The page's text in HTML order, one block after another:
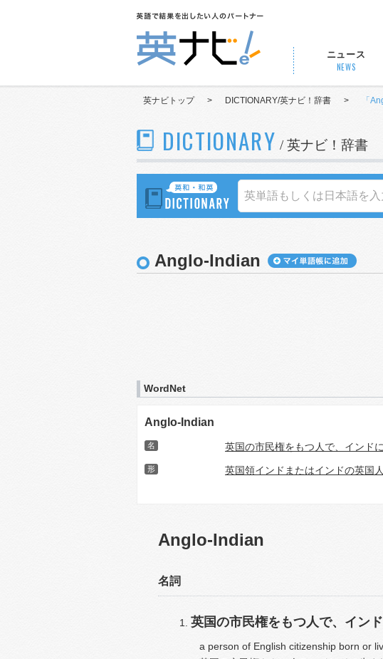
ニュース
NEWS
英ナビトップ > DICTIONARY/英ナビ！辞書 > 「
DICTIONARY / 英ナビ！辞書
Anglo-Indian
WordNet
Anglo-Indian
名 英国の市民権をもつ人で、インド
形 英国領インドまたはインドの英国
Anglo-Indian
名詞
英国の市民権をもつ人で、イン
a person of English citizenship born or